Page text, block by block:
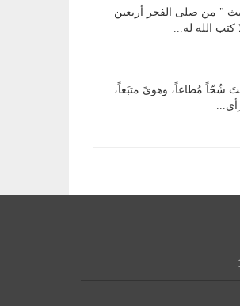
" من صلى الفجر أربعين
كتب الله له...
شُحّاً مُطاعاً، وهوىً متبَعاً،